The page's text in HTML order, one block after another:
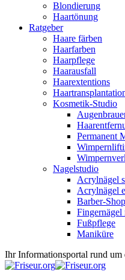
Blondierung
Haartönung
Ratgeber
Haare färben
Haarfarben
Haarpflege
Haarausfall
Haarextentions
Kosmetik-Studio
Permanent
Nagelstudio
Acrylnägel
Acrylnägel
Barber-Shop
Fußpflege
Maniküre
Ihr Informationsportal rund um